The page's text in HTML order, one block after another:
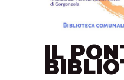
IL